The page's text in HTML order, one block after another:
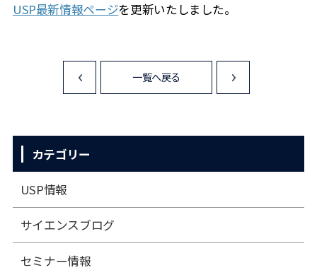
USP最新情報ページを更新いたしました。
<
一覧へ戻る
カテゴリー
USP情報
サイエンスブログ
セミナー情報